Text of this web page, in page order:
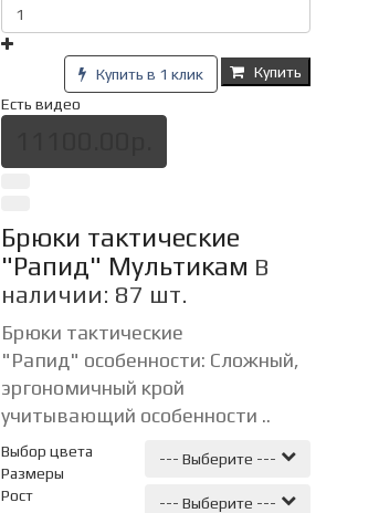
Купить в 1 клик
Купить
Есть видео
Брюки тактические
"Рапид" Мультикам В
наличии: 87 шт.
Брюки тактические
"Рапид" особенности: Сложный,
эргономичный крой
учитывающий особенности ..
Выбор цвета
--- Выберите ---
Размеры
--- Выберите ---
Рост